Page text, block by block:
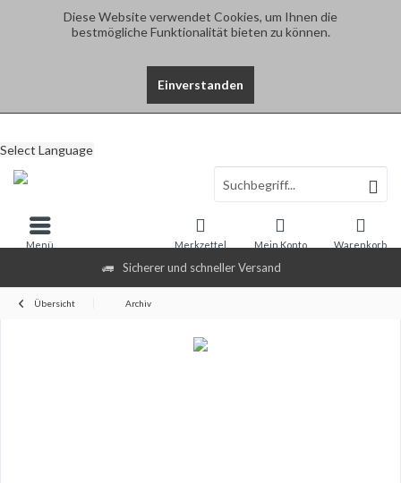
Diese Website verwendet Cookies, um Ihnen die
bestmögliche Funktionalität bieten zu können.
Einverstanden
Sicherer und schneller Versand
Select Language
Warenkorb
Merkzettel Mein Konto
Menü
Übersicht Archiv